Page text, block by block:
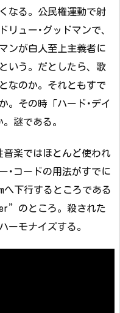
なる。公民権運動で射
リュー･グッドマンで、
ンが白人至上主義者に
いう。だとしたら、歌
なのか。それともすで
。その時「ハード･デイ
謎である。
楽ではほとんど使われ
･コードの用法がすでに
下行するところである
のところ。殺された
ーモナイズする。